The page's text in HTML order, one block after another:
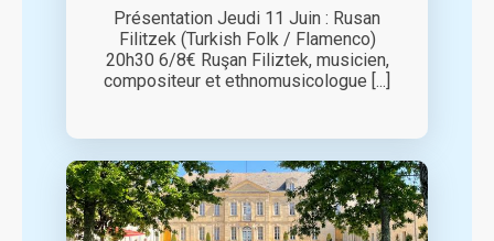
Présentation Jeudi 11 Juin : Rusan
Filitzek (Turkish Folk / Flamenco)
20h30 6/8€ Ruşan Filiztek, musicien,
compositeur et ethnomusicologue [...]